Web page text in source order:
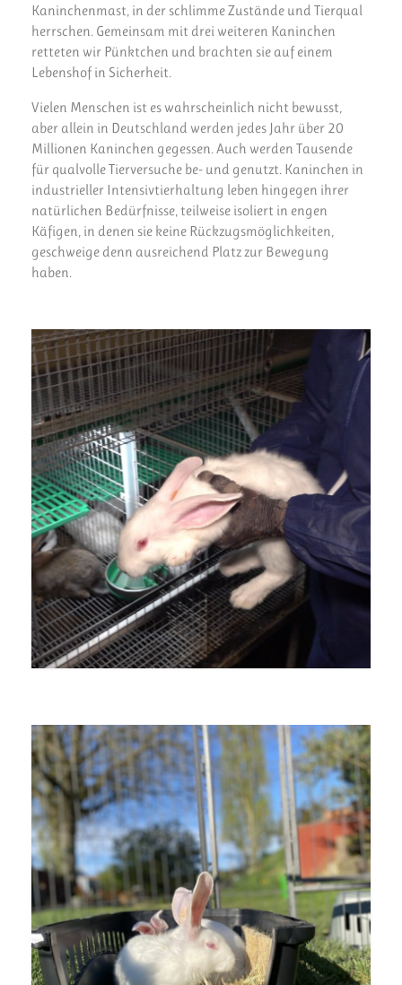
Kaninchenmast, in der schlimme Zustände und Tierqual
herrschen. Gemeinsam mit drei weiteren Kaninchen
retteten wir Pünktchen und brachten sie auf einem
Lebenshof in Sicherheit.
Vielen Menschen ist es wahrscheinlich nicht bewusst,
aber allein in Deutschland werden jedes Jahr über 20
Millionen Kaninchen gegessen. Auch werden Tausende
für qualvolle Tierversuche be- und genutzt. Kaninchen in
industrieller Intensivtierhaltung leben hingegen ihrer
natürlichen Bedürfnisse, teilweise isoliert in engen
Käfigen, in denen sie keine Rückzugsmöglichkeiten,
geschweige denn ausreichend Platz zur Bewegung
haben.